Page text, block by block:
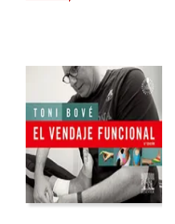
dcto.
$ 62.99
$ 59.28